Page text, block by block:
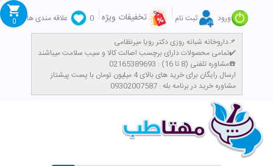
ورود ثبت نام تخفیفات ویژه 0
علاقه مندی ها
داروخانه شبانه روزی دکتر رویا میرنظامی📌
تمامی محصولات دارای برچسب اصالت کالا و سیب سلامت میباشند✔️
مشاوره تلفنی (8 تا 16) : 02165389693☎️
​ارسال رایگان برای خرید های بالای 4 میلیون تومان با پست پیشتاز
مشاوره خرید در برنامه بله : 09302007587
0